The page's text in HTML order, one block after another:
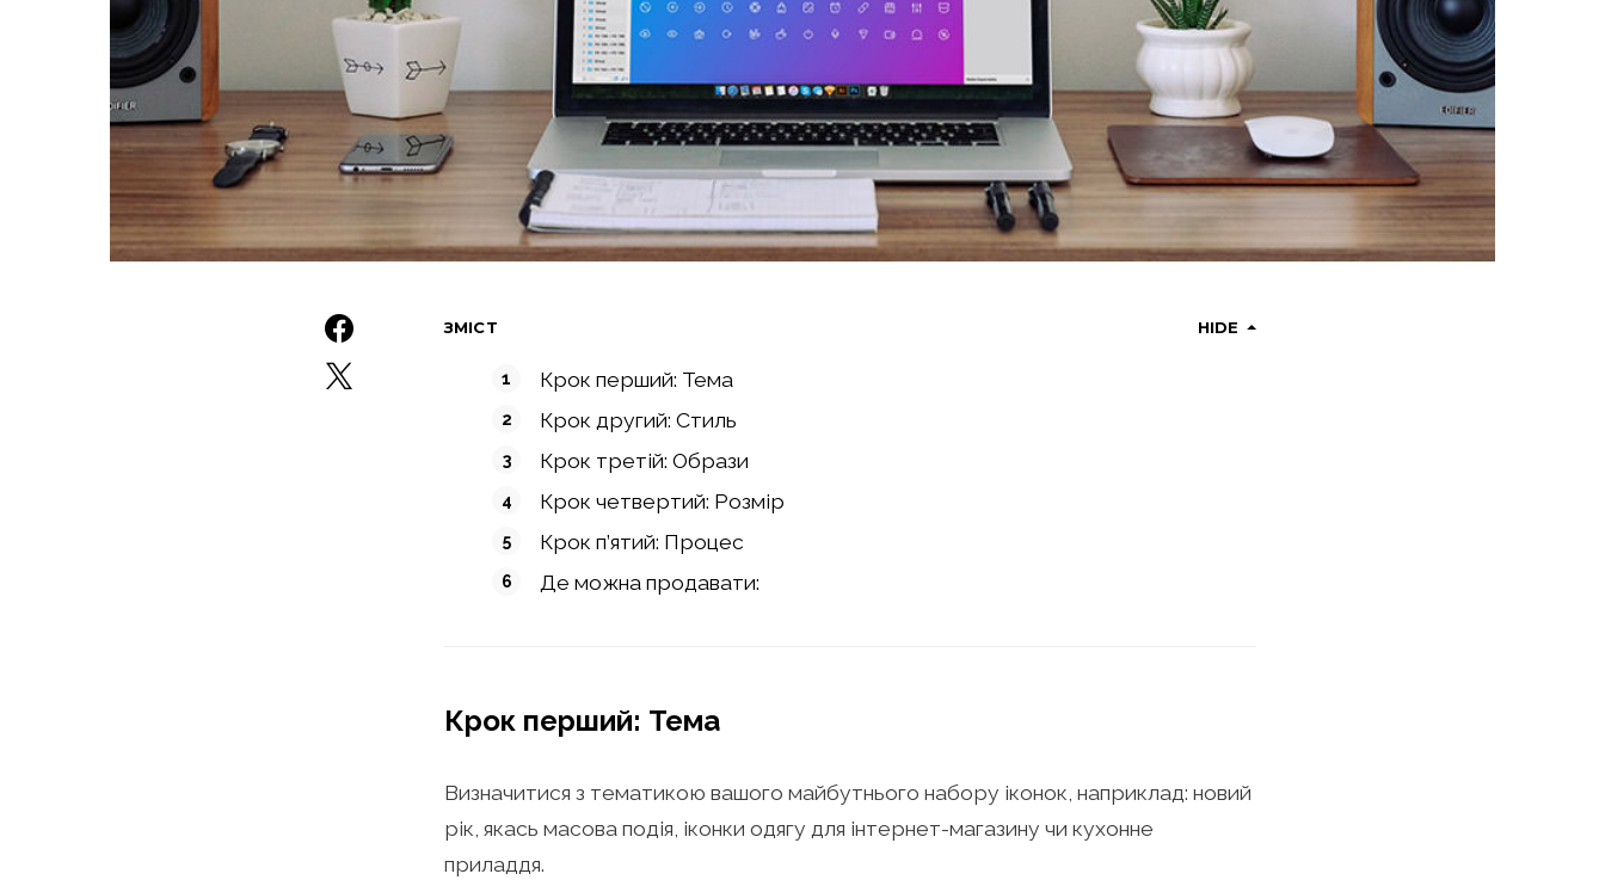
ЗМІСТ HIDE
Крок перший: Тема
Крок другий: Стиль
Крок третій: Образи
Крок четвертий: Розмір
Крок п’ятий: Процес
Де можна продавати:
Крок перший: Тема
Визначитися з тематикою вашого майбутнього набору іконок, наприклад: новий
рік, якась масова подія, іконки одягу для інтернет-магазину чи кухонне
приладдя.